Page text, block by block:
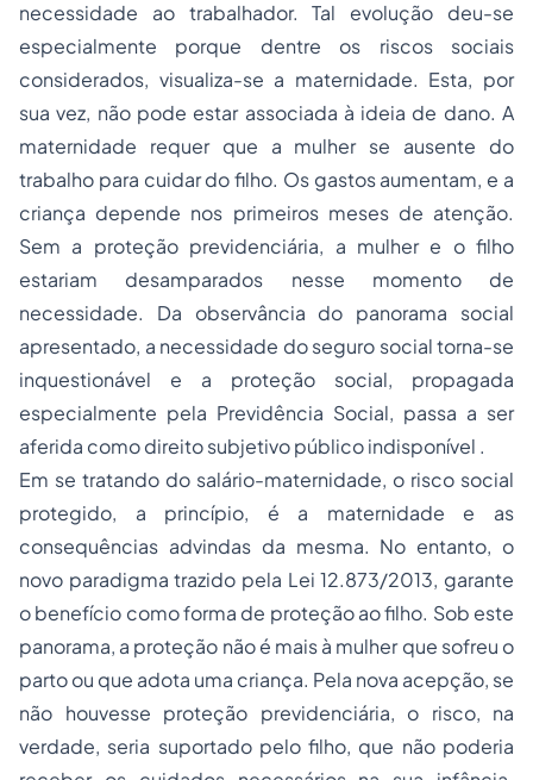
necessidade ao trabalhador. Tal evolução deu-se
especialmente porque dentre os riscos sociais
considerados, visualiza-se a maternidade. Esta, por
sua vez, não pode estar associada à ideia de dano. A
maternidade requer que a mulher se ausente do
trabalho para cuidar do filho. Os gastos aumentam, e a
criança depende nos primeiros meses de atenção.
Sem a proteção previdenciária, a mulher e o filho
estariam desamparados nesse momento de
necessidade. Da observância do panorama social
apresentado, a necessidade do seguro social torna-se
inquestionável e a proteção social, propagada
especialmente pela Previdência Social, passa a ser
aferida como direito subjetivo público indisponível .
Em se tratando do salário-maternidade, o risco social
protegido, a princípio, é a maternidade e as
consequências advindas da mesma. No entanto, o
novo paradigma trazido pela Lei 12.873/2013, garante
o benefício como forma de proteção ao filho. Sob este
panorama, a proteção não é mais à mulher que sofreu o
parto ou que adota uma criança. Pela nova acepção, se
não houvesse proteção previdenciária, o risco, na
verdade, seria suportado pelo filho, que não poderia